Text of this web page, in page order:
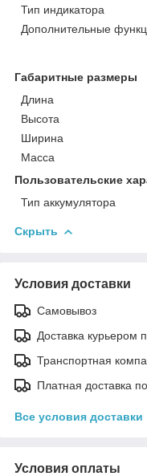
Тип индикатора
Дополнительные
Габаритные размеры
Длина
Высота
Ширина
Масса
Пользовательские
Тип аккумулятора
Скрыть
Условия доставки
Самовывоз
Доставка курьером
Транспортная
Платная доставка
Все условия доставки
Условия оплаты